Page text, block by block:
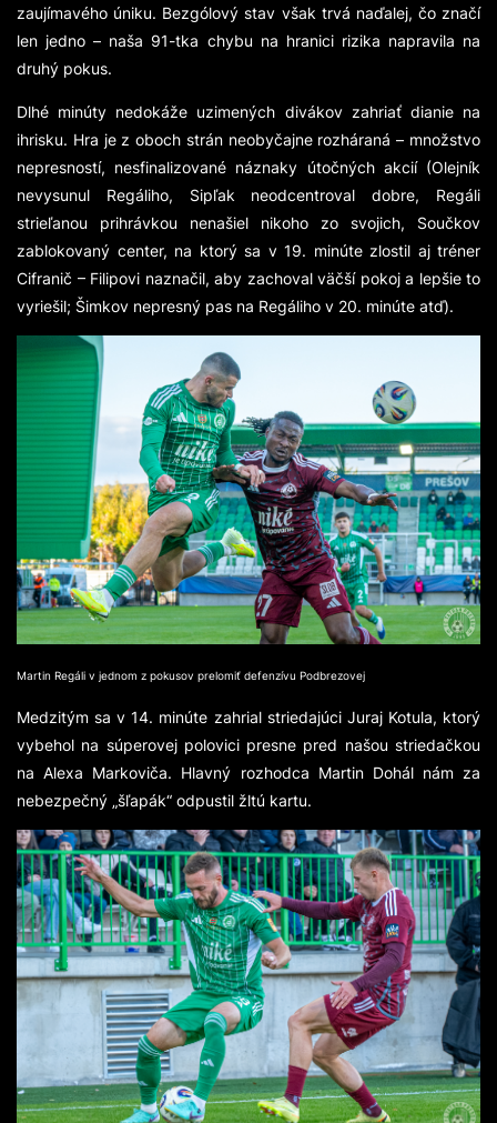
zaujímavého úniku. Bezgólový stav však trvá naďalej, čo značí
len jedno – naša 91-tka chybu na hranici rizika napravila na
druhý pokus.
Dlhé minúty nedokáže uzimených divákov zahriať dianie na
ihrisku. Hra je z oboch strán neobyčajne rozháraná – množstvo
nepresností, nesfinalizované náznaky útočných akcií (Olejník
nevysunul Regáliho, Sipľak neodcentroval dobre, Regáli
strieľanou prihrávkou nenašiel nikoho zo svojich, Součkov
zablokovaný center, na ktorý sa v 19. minúte zlostil aj tréner
Cifranič – Filipovi naznačil, aby zachoval väčší pokoj a lepšie to
vyriešil; Šimkov nepresný pas na Regáliho v 20. minúte atď).
Martin Regáli v jednom z pokusov prelomiť defenzívu Podbrezovej
Medzitým sa v 14. minúte zahrial striedajúci Juraj Kotula, ktorý
vybehol na súperovej polovici presne pred našou striedačkou
na Alexa Markoviča. Hlavný rozhodca Martin Dohál nám za
nebezpečný „šľapák“ odpustil žltú kartu.